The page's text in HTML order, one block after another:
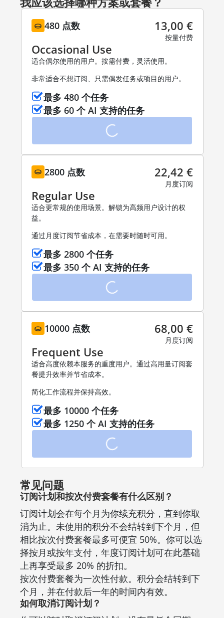
480 点数 13,00 €
按量付费
Occasional Use
适合偶尔使用的用户。按需付费，灵活使用。
非常适合不想订阅、只需偶发任务或项目的用户。
最多 480 个任务
最多 60 个 AI 支持的任务
2800 点数 22,42 €
月度订阅
Regular Use
适合更常规的使用场景。解锁为高频用户设计的权
益。
通过月度订阅节省成本，在需要时随时可用。
最多 2800 个任务
最多 350 个 AI 支持的任务
10000 点数 68,00 €
月度订阅
Frequent Use
适合高度依赖本服务的重度用户。通过高用量订阅套
餐提升效率并节省成本。
简化工作流程并保持高效。
最多 10000 个任务
最多 1250 个 AI 支持的任务
常见问题
订阅计划和按次付费套餐有什么区别？
订阅计划会在每个月为你续充积分，直到你取
消为止。未使用的积分不会结转到下个月，但
相比按次付费套餐最多可便宜 50%。你可以选
择按月或按年支付，年度订阅计划可在此基础
上再享受最多 20% 的折扣。
按次付费套餐为一次性付款。积分会结转到下
个月，并在付款后一年的时间内有效。
如何取消订阅计划？